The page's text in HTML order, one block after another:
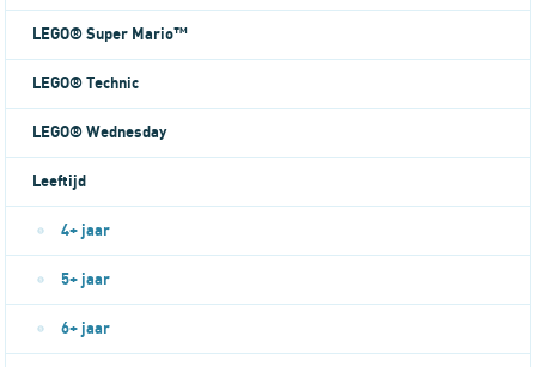
LEGO® Super Mario™
LEGO® Technic
LEGO® Wednesday
Leeftijd
4+ jaar
5+ jaar
6+ jaar